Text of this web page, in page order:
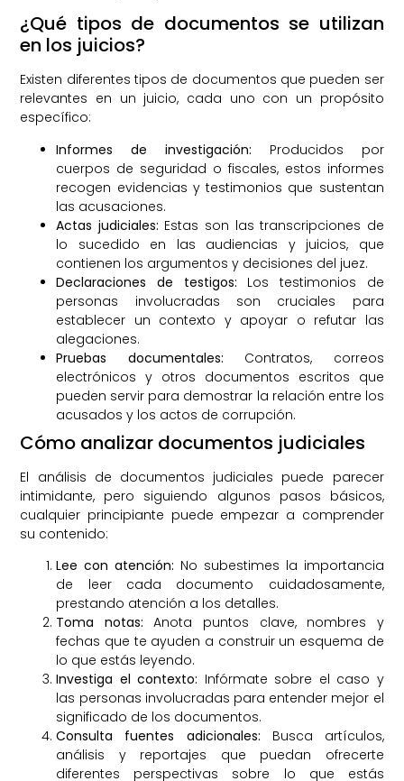
¿Qué tipos de documentos se utilizan
en los juicios?
Existen diferentes tipos de documentos que pueden ser
relevantes en un juicio, cada uno con un propósito
específico:
Informes de investigación: Producidos por
cuerpos de seguridad o fiscales, estos informes
recogen evidencias y testimonios que sustentan
las acusaciones.
Actas judiciales: Estas son las transcripciones de
lo sucedido en las audiencias y juicios, que
contienen los argumentos y decisiones del juez.
Declaraciones de testigos: Los testimonios de
personas involucradas son cruciales para
establecer un contexto y apoyar o refutar las
alegaciones.
Pruebas documentales: Contratos, correos
electrónicos y otros documentos escritos que
pueden servir para demostrar la relación entre los
acusados y los actos de corrupción.
Cómo analizar documentos judiciales
El análisis de documentos judiciales puede parecer
intimidante, pero siguiendo algunos pasos básicos,
cualquier principiante puede empezar a comprender
su contenido:
Lee con atención: No subestimes la importancia
de leer cada documento cuidadosamente,
prestando atención a los detalles.
Toma notas: Anota puntos clave, nombres y
fechas que te ayuden a construir un esquema de
lo que estás leyendo.
Investiga el contexto: Infórmate sobre el caso y
las personas involucradas para entender mejor el
significado de los documentos.
Consulta fuentes adicionales: Busca artículos,
análisis y reportajes que puedan ofrecerte
diferentes perspectivas sobre lo que estás